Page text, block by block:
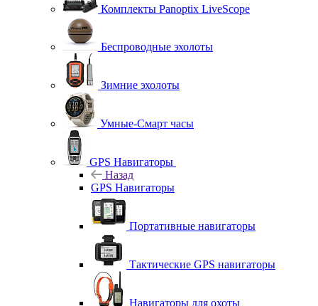
Комплекты Panoptix LiveScope
Беспроводные эхолоты
Зимние эхолоты
Умные-Смарт часы
GPS Навигаторы
Назад
GPS Навигаторы
Портативные навигаторы
Тактические GPS навигаторы
Навигаторы для охоты